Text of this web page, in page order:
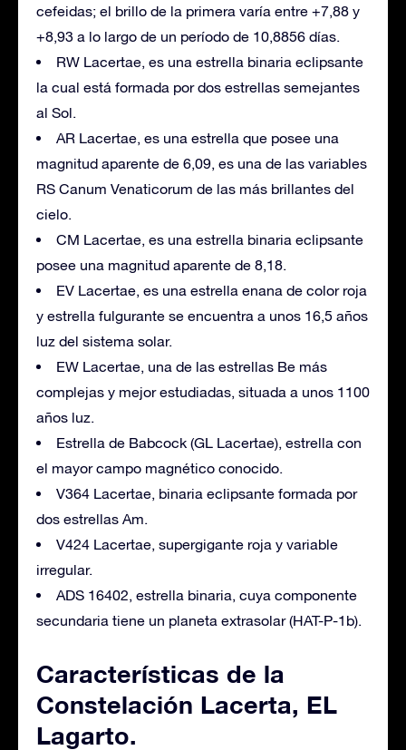
cefeidas; el brillo de la primera varía entre +7,88 y
+8,93 a lo largo de un período de 10,8856 días.
RW Lacertae, es una estrella binaria eclipsante
la cual está formada por dos estrellas semejantes
al Sol.
AR Lacertae, es una estrella que posee una
magnitud aparente de 6,09, es una de las variables
RS Canum Venaticorum de las más brillantes del
cielo.
CM Lacertae, es una estrella binaria eclipsante
posee una magnitud aparente de 8,18.
EV Lacertae, es una estrella enana de color roja
y estrella fulgurante se encuentra a unos 16,5 años
luz del sistema solar.
EW Lacertae, una de las estrellas Be más
complejas y mejor estudiadas, situada a unos 1100
años luz.
Estrella de Babcock (GL Lacertae), estrella con
el mayor campo magnético conocido.
V364 Lacertae, binaria eclipsante formada por
dos estrellas Am.
V424 Lacertae, supergigante roja y variable
irregular.
ADS 16402, estrella binaria, cuya componente
secundaria tiene un planeta extrasolar (HAT-P-1b).
Características de la
Constelación Lacerta, EL
Lagarto.